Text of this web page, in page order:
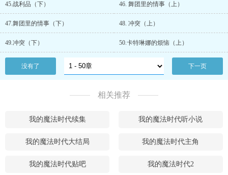
45.战利品（下） 46. 舞团里的情事（上）
47.舞团里的情事（下） 48. 冲突（上）
49.冲突（下） 50.卡特琳娜的烦恼（上）
没有了 下一页
相关推荐
我的魔法时代续集 我的魔法时代听小说
我的魔法时代大结局 我的魔法时代主角
我的魔法时代贴吧 我的魔法时代2